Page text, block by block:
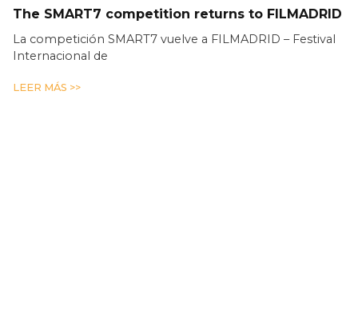
The SMART7 competition returns to FILMADRID
La competición SMART7 vuelve a FILMADRID – Festival
Internacional de
LEER MÁS >>